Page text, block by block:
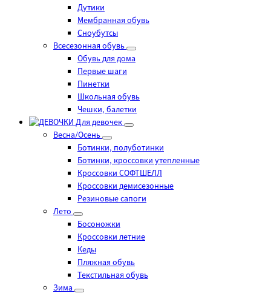
Дутики
Мембранная обувь
Сноубутсы
Всесезонная обувь
Обувь для дома
Первые шаги
Пинетки
Школьная обувь
Чешки, балетки
Для девочек
Весна/Осень
Ботинки, полуботинки
Ботинки, кроссовки утепленные
Кроссовки СОФТШЕЛЛ
Кроссовки демисезонные
Резиновые сапоги
Лето
Босоножки
Кроссовки летние
Кеды
Пляжная обувь
Текстильная обувь
Зима